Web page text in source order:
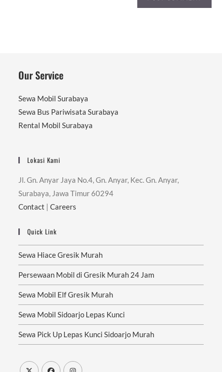
Our Service
Sewa Mobil Surabaya
Sewa Bus Pariwisata Surabaya
Rental Mobil Surabaya
Lokasi Kami
Jl. Gn. Anyar Jaya No.4, Gn. Anyar, Kec. Gn. Anyar,
Surabaya, Jawa Timur 60294
Contact |Careers
Quick Link
Sewa Hiace Gresik Murah
Persewaan Mobil di Gresik Murah 24 Jam
Sewa Mobil Elf Gresik Murah
Sewa Mobil Sidoarjo Lepas Kunci
Sewa Pick Up Lepas Kunci Sidoarjo Murah